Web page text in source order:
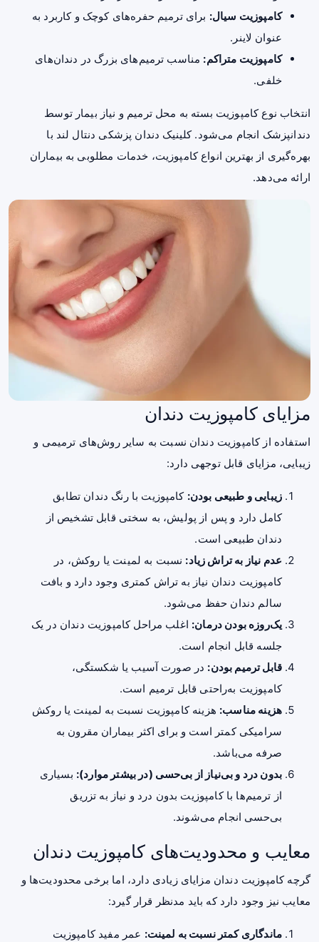
کامپوزیت سیال: برای ترمیم حفره‌های کوچک و کاربرد به
عنوان لاینر.
کامپوزیت متراکم: مناسب ترمیم‌های بزرگ در دندان‌های
خلفی.
انتخاب نوع کامپوزیت بسته به محل ترمیم و نیاز بیمار توسط
دندانپزشک انجام می‌شود. کلینیک دندان پزشکی دنتال لند با
بهره‌گیری از بهترین انواع کامپوزیت، خدمات مطلوبی به بیماران
ارائه می‌دهد.
مزایای کامپوزیت دندان
استفاده از کامپوزیت دندان نسبت به سایر روش‌های ترمیمی و
زیبایی، مزایای قابل توجهی دارد:
زیبایی و طبیعی بودن: کامپوزیت با رنگ دندان تطابق
کامل دارد و پس از پولیش، به سختی قابل تشخیص از
دندان طبیعی است.
عدم نیاز به تراش زیاد: نسبت به لمینت یا روکش، در
کامپوزیت دندان نیاز به تراش کمتری وجود دارد و بافت
سالم دندان حفظ می‌شود.
یک‌روزه بودن درمان: اغلب مراحل کامپوزیت دندان در یک
جلسه قابل انجام است.
قابل ترمیم بودن: در صورت آسیب یا شکستگی،
کامپوزیت به‌راحتی قابل ترمیم است.
هزینه مناسب: هزینه کامپوزیت نسبت به لمینت یا روکش
سرامیکی کمتر است و برای اکثر بیماران مقرون به
صرفه می‌باشد.
بدون درد و بی‌نیاز از بی‌حسی (در بیشتر موارد): بسیاری
از ترمیم‌ها با کامپوزیت بدون درد و نیاز به تزریق
بی‌حسی انجام می‌شوند.
معایب و محدودیت‌های کامپوزیت دندان
گرچه کامپوزیت دندان مزایای زیادی دارد، اما برخی محدودیت‌ها و
معایب نیز وجود دارد که باید مدنظر قرار گیرد:
ماندگاری کمتر نسبت به لمینت: عمر مفید کامپوزیت